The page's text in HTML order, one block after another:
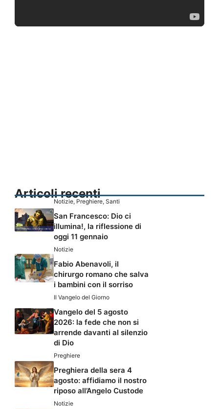
Articoli recenti
Notizie, Preghiere, Santi
San Francesco: Dio ci
illumina!, la riflessione di
oggi 11 gennaio
Notizie
Fabio Abenavoli, il
chirurgo romano che salva
i bambini con il sorriso
Il Vangelo del Giorno
Vangelo del 5 agosto
2026: la fede che non si
arrende davanti al silenzio
di Dio
Preghiere
Preghiera della sera 4
agosto: affidiamo il nostro
riposo all’Angelo Custode
Notizie